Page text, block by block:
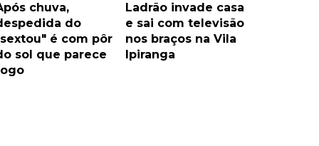
chuva,
do
é com pôr
sol que parece
Ladrão invade casa
e sai com televisão
nos braços na Vila
Ipiranga